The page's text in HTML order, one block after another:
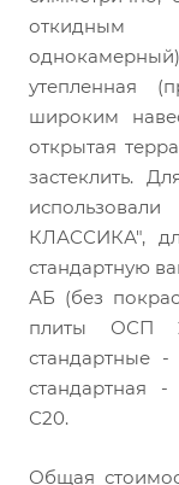
откидным
утепленная
широким
открытая
застеклить.
КЛАССИКА",
стандартную
АБ (без
плиты ОСП
стандартные
стандартная
С20.
Общая